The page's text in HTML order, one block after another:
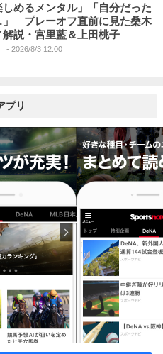
しめるメンタル」「自分だった
プレーオフ直前に見た桑木
説・宮里藍＆上田桃子
- 2026/8/3 12:00
プリ